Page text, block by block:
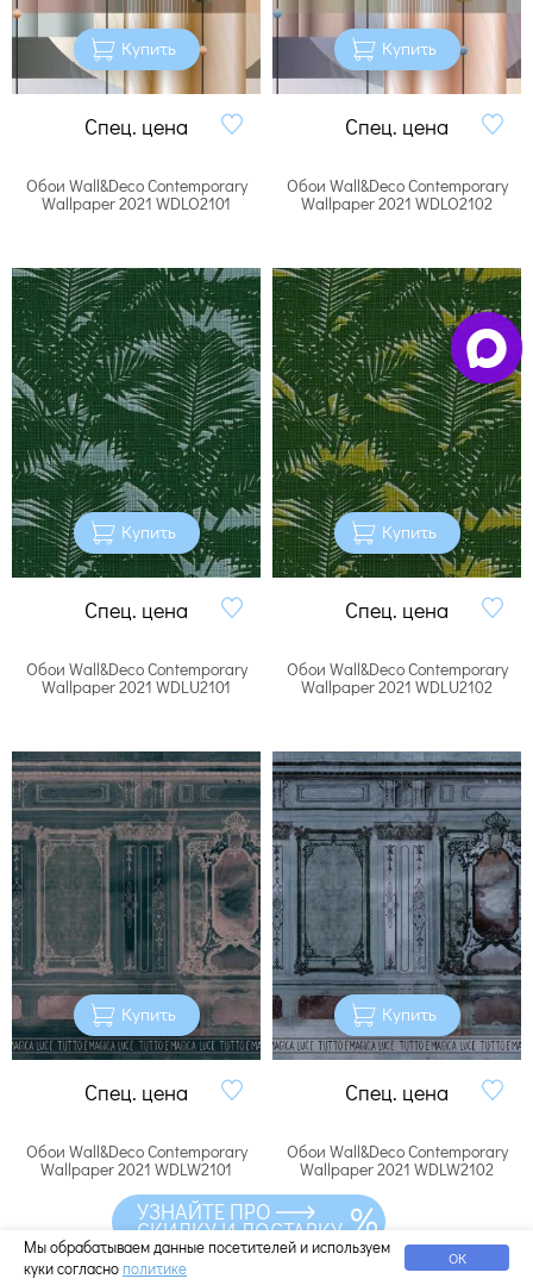
Купить
Спец. цена
Купить
Спец. цена
Обои Wall&Deco Contemporary
Wallpaper 2021 WDLO2101
Купить
Спец. цена
Обои Wall&Deco Contemporary
Wallpaper 2021 WDLO2102
Купить
Спец. цена
Обои Wall&Deco Contemporary
Wallpaper 2021 WDLU2101
Купить
Спец. цена
Обои Wall&Deco Contemporary
Wallpaper 2021 WDLU2102
Купить
Спец. цена
Обои Wall&Deco Contemporary
Wallpaper 2021 WDLW2101
Обои Wall&Deco Contemporary
Wallpaper 2021 WDLW2102
Мы обрабатываем данные посетителей и используем
куки согласно политике ОК
УЗНАЙТЕ ПРО
СКИДКУ И ДОСТАВКУ